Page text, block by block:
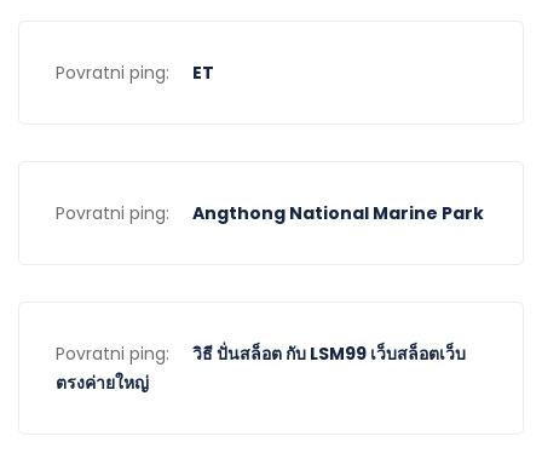
Povratni ping: ET
Povratni ping: Angthong National Marine Park
Povratni ping:
วิธี ปั่นสล็อต กับ LSM99 เว็บสล็อตเว็บ
ตรงค่ายใหญ่